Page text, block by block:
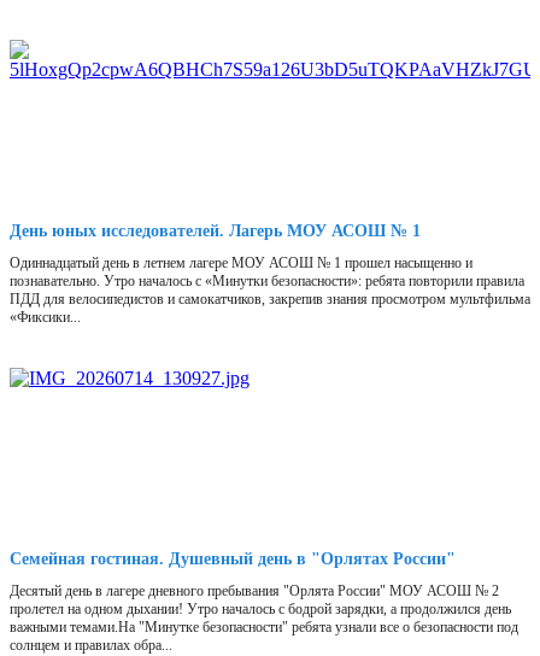
День юных исследователей. Лагерь МОУ АСОШ № 1
Одиннадцатый день в летнем лагере МОУ АСОШ № 1 прошел насыщенно и
познавательно. Утро началось с «Минутки безопасности»: ребята повторили правила
ПДД для велосипедистов и самокатчиков, закрепив знания просмотром мультфильма
«Фиксики...
Семейная гостиная. Душевный день в "Орлятах России"
Десятый день в лагере дневного пребывания "Орлята России" МОУ АСОШ № 2
пролетел на одном дыхании! Утро началось с бодрой зарядки, а продолжился день
важными темами.На "Минутке безопасности" ребята узнали все о безопасности под
солнцем и правилах обра...